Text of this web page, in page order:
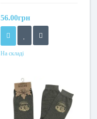
56.00грн
На складі